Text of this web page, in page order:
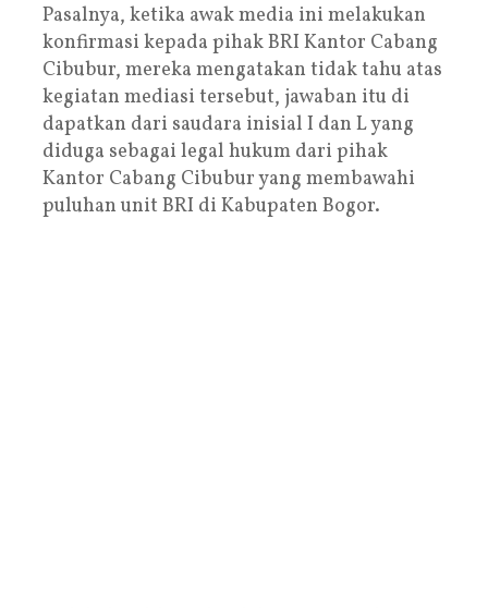
Pasalnya, ketika awak media ini melakukan
konfirmasi kepada pihak BRI Kantor Cabang
Cibubur, mereka mengatakan tidak tahu atas
kegiatan mediasi tersebut, jawaban itu di
dapatkan dari saudara inisial I dan L yang
diduga sebagai legal hukum dari pihak
Kantor Cabang Cibubur yang membawahi
puluhan unit BRI di Kabupaten Bogor.